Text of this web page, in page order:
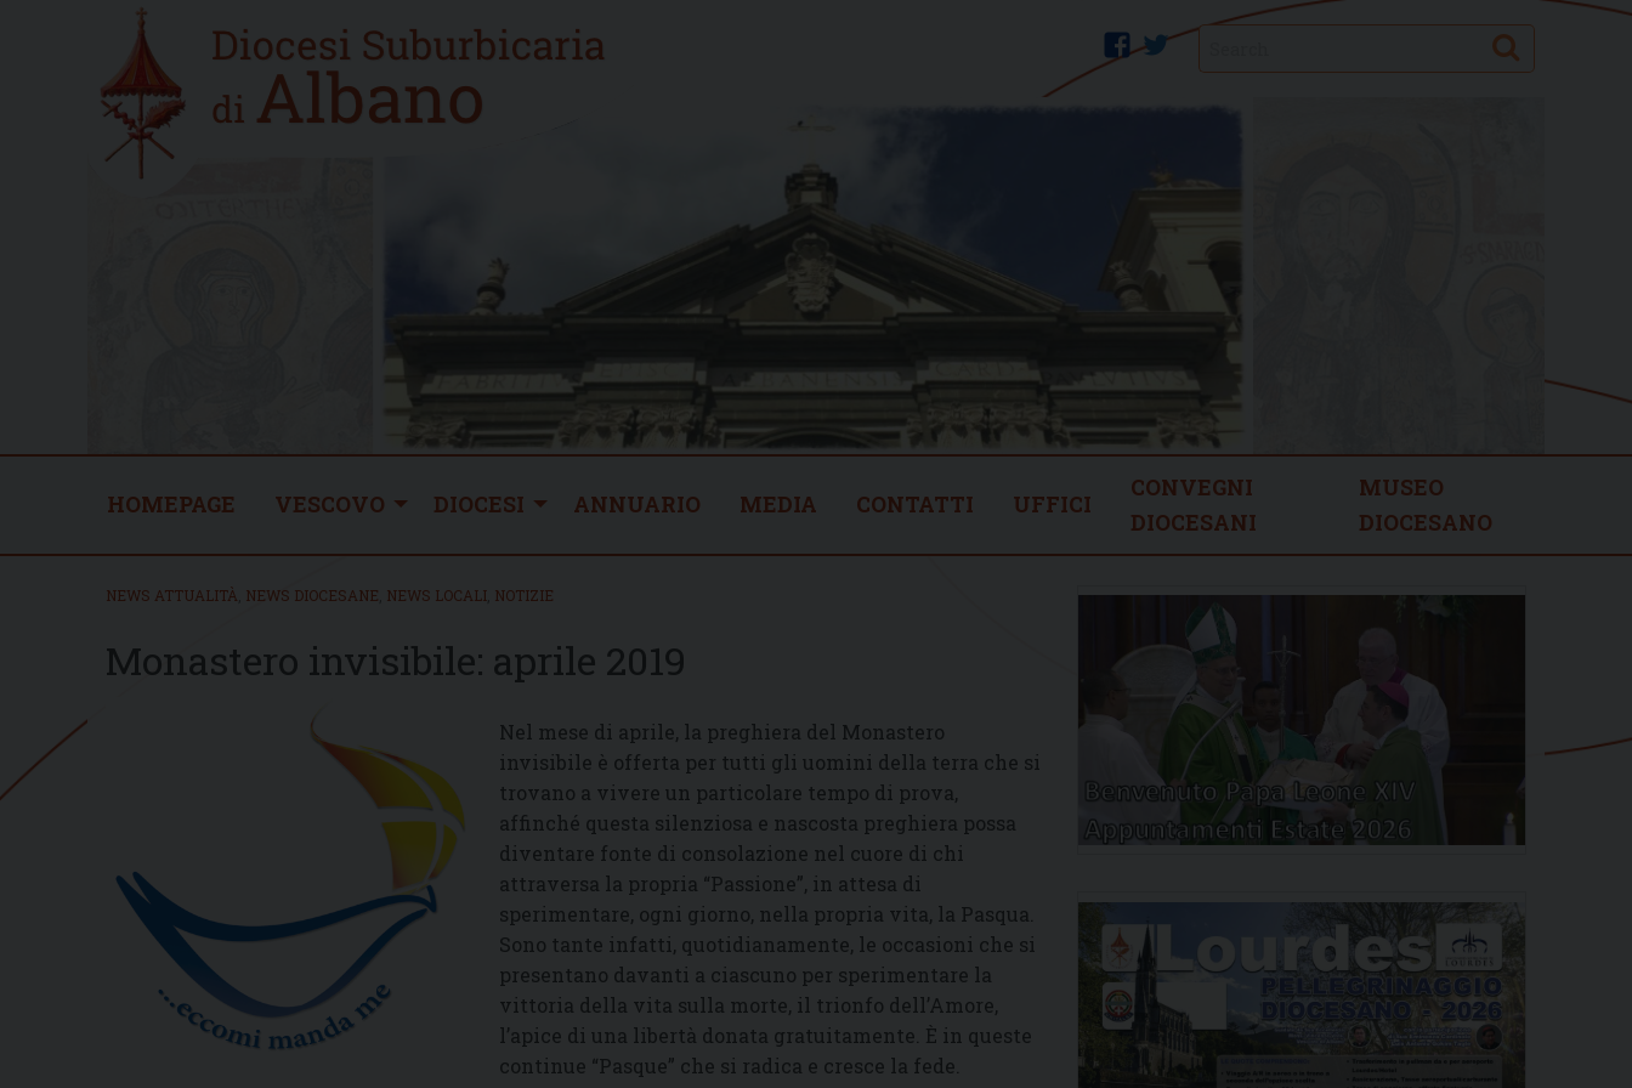
Home
new
twitter
facebook Search
HOMEPAGE VESCOVO DIOCESI ANNUARIO MEDIA CONTATTI UFFICI
CONVEGNI
DIOCESANI
MUSEO
DIOCESANO
NEWS ATTUALITÀ NEWS DIOCESANE NEWS LOCALI NOTIZIE
Monastero invisibile: aprile 2019
Nel mese di aprile, la preghiera del Monastero
invisibile è offerta per tutti gli uomini della terra che si
trovano a vivere un particolare tempo di prova,
affinché questa silenziosa e nascosta preghiera possa
diventare fonte di consolazione nel cuore di chi
attraversa la propria “Passione”, in attesa di
sperimentare, ogni giorno, nella propria vita, la Pasqua.
Sono tante infatti, quotidianamente, le occasioni che si
presentano davanti a ciascuno per sperimentare la
vittoria della vita sulla morte, il trionfo dell’Amore,
l’apice di una libertà donata gratuitamente. È in queste
continue “Pasque” che si radica e cresce la fede.